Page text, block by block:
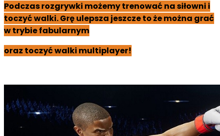
Podczas rozgrywki możemy trenować na siłowni i
toczyć walki. Grę ulepsza jeszcze to że można grać
w trybie fabularnym
oraz toczyć walki multiplayer!